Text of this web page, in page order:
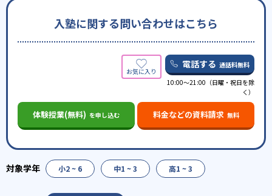
入塾に関する問い合わせはこちら
電話する 通話料無料
10:00～21:00（日曜・祝日を除
く）
体験授業(無料) を申し込む 料金などの資料請求 無料
小2 ~ 6 中1 ~ 3 高1 ~ 3